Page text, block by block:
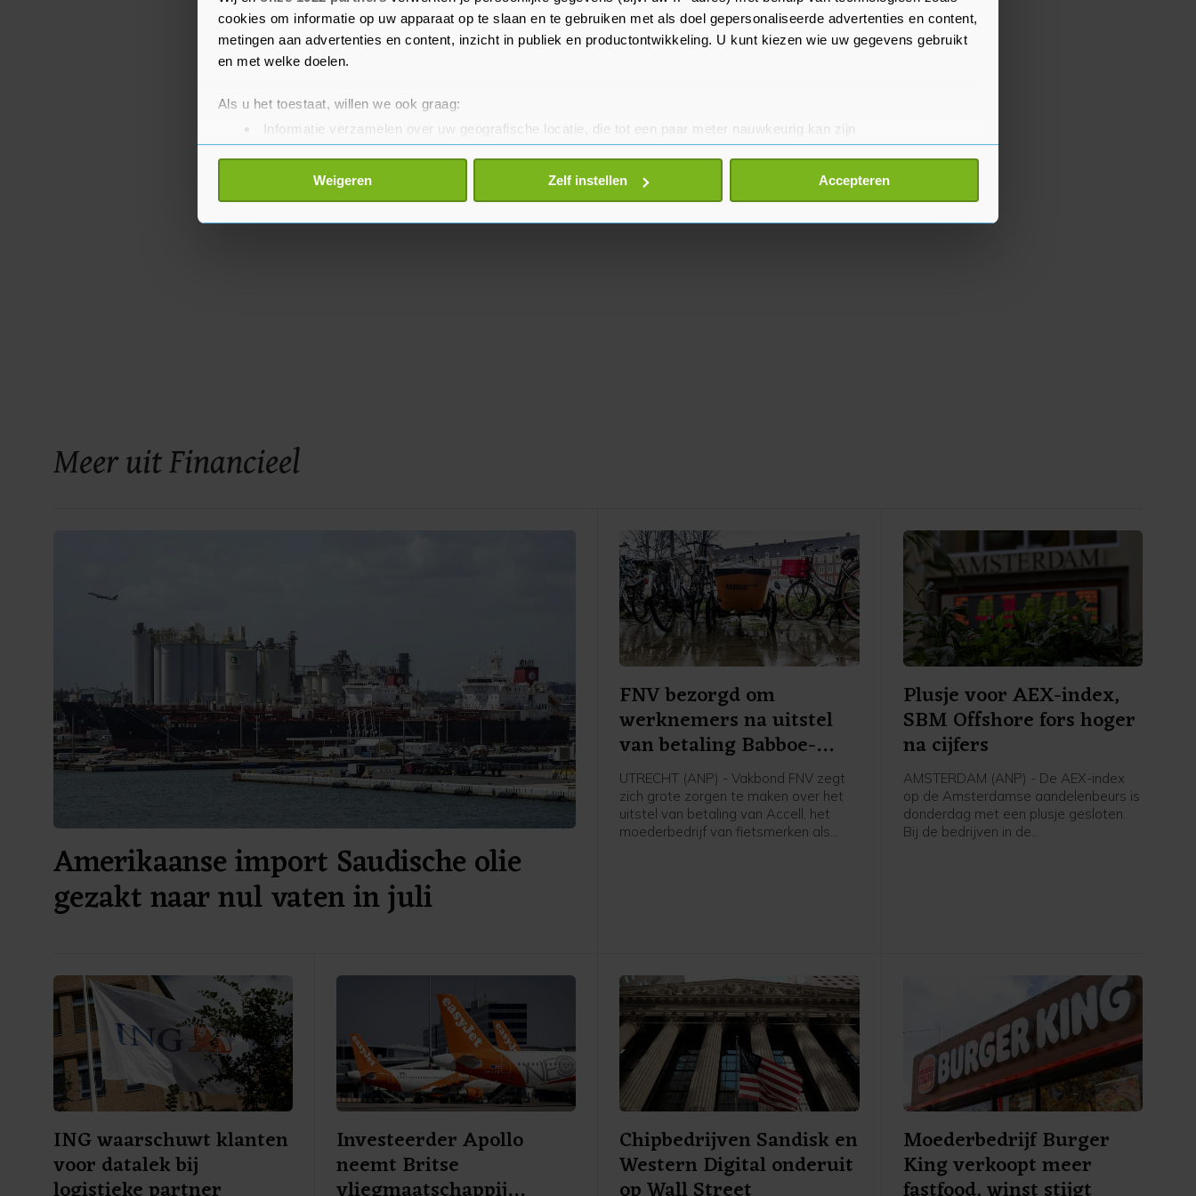
cookies om informatie op uw apparaat op te slaan en te gebruiken met als doel gepersonaliseerde advertenties en content,
metingen aan advertenties en content, inzicht in publiek en productontwikkeling. U kunt kiezen wie uw gegevens gebruikt
en met welke doelen.
Als u het toestaat, willen we ook graag:
Informatie verzamelen over uw geografische locatie, die tot een paar meter nauwkeurig kan zijn
Uw apparaat identificeren door het actief te scannen op specifieke eigenschappen (fingerprinting)
Lees meer over hoe uw persoonlijke gegevens worden verwerkt en stel uw voorkeuren in het
detailgedeelte
toestemming op elk moment wijzigen of intrekken in de Cookieverklaring.
Weigeren Zelf instellen Accepteren
rond San Francisco en Silicon Valley.
Meer uit Financieel
Amerikaanse import Saudische olie
gezakt naar nul vaten in juli
FNV bezorgd om
werknemers na uitstel
van betaling Babboe-
moeder
UTRECHT (ANP) - Vakbond FNV zegt
zich grote zorgen te maken over het
uitstel van betaling van Accell, het
moederbedrijf van fietsmerken als
hun baan, inkomen en toekomst, aldus
de grootste vakbond van Nederland.
Plusje voor AEX-index,
SBM Offshore fors hoger
na cijfers
AMSTERDAM (ANP) - De AEX-index
op de Amsterdamse aandelenbeurs is
donderdag met een plusje gesloten.
Bij de bedrijven in de
ING waarschuwt klanten
voor datalek bij
Investeerder Apollo
neemt Britse
Chipbedrijven Sandisk en
Western Digital onderuit
Moederbedrijf Burger
King verkoopt meer